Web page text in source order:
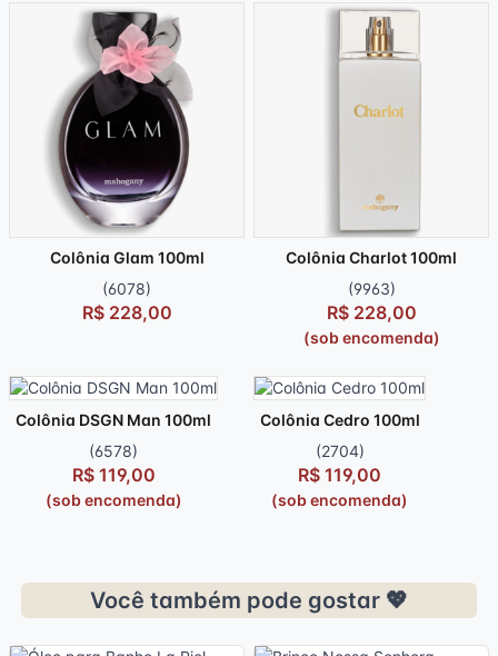
Colônia Glam 100ml
(6078)
R$ 228,00
Colônia Charlot 100ml
(9963)
R$ 228,00
(sob encomenda)
Colônia DSGN Man 100ml
(6578)
R$ 119,00
(sob encomenda)
Colônia Cedro 100ml
(2704)
R$ 119,00
(sob encomenda)
Você também pode gostar 💖